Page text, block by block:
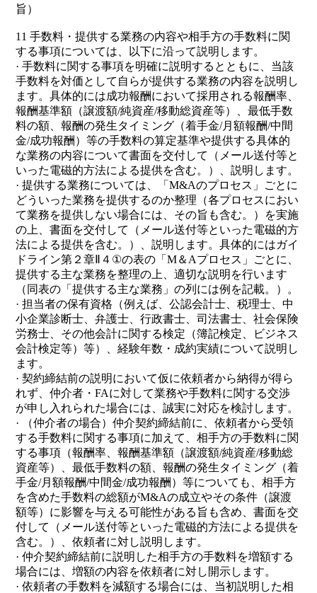
旨）
11 手数料・提供する業務の内容や相手方の手数料に関
する事項については、以下に沿って説明します。
· 手数料に関する事項を明確に説明するとともに、当該
手数料を対価として自らが提供する業務の内容を説明し
ます。具体的には成功報酬において採用される報酬率、
報酬基準額（譲渡額/純資産/移動総資産等）、最低手数
料の額、報酬の発生タイミング（着手金/月額報酬/中間
金/成功報酬）等の手数料の算定基準や提供する具体的
な業務の内容について書面を交付して（メール送付等と
いった電磁的方法による提供を含む。）、説明します。
· 提供する業務については、「M&Aのプロセス」ごとに
どういった業務を提供するのか整理（各プロセスにおい
て業務を提供しない場合には、その旨も含む。）を実施
の上、書面を交付して（メール送付等といった電磁的方
法による提供を含む。）、説明します。具体的にはガイ
ドライン第２章Ⅱ４①の表の「M＆Aプロセス」ごとに、
提供する主な業務を整理の上、適切な説明を行います
（同表の「提供する主な業務」の列には例を記載。）。
· 担当者の保有資格（例えば、公認会計士、税理士、中
小企業診断士、弁護士、行政書士、司法書士、社会保険
労務士、その他会計に関する検定（簿記検定、ビジネス
会計検定等）等）、経験年数・成約実績について説明し
ます。
· 契約締結前の説明において仮に依頼者から納得が得ら
れず、仲介者・FAに対して業務や手数料に関する交渉
が申し入れられた場合には、誠実に対応を検討します。
· （仲介者の場合）仲介契約締結前に、依頼者から受領
する手数料に関する事項に加えて、相手方の手数料に関
する事項（報酬率、報酬基準額（譲渡額/純資産/移動総
資産等）、最低手数料の額、報酬の発生タイミング（着
手金/月額報酬/中間金/成功報酬）等についても、相手方
を含めた手数料の総額がM&Aの成立やその条件（譲渡
額等）に影響を与える可能性がある旨も含め、書面を交
付して（メール送付等といった電磁的方法による提供を
含む。）、依頼者に対し説明します。
· 仲介契約締結前に説明した相手方の手数料を増額する
場合には、増額の内容を依頼者に対し開示します。
· 依頼者の手数料を減額する場合には、当初説明した相